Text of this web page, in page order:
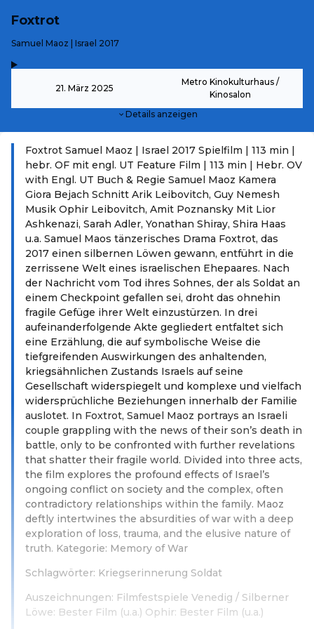
Foxtrot
-
Samuel Maoz | Israel 2017
21. März 2025
Metro Kinokulturhaus /
Kinosalon
Details anzeigen
Foxtrot Samuel Maoz | Israel 2017 Spielfilm | 113 min |
hebr. OF mit engl. UT Feature Film | 113 min | Hebr. OV
with Engl. UT Buch & Regie Samuel Maoz Kamera
Giora Bejach Schnitt Arik Leibovitch, Guy Nemesh
Musik Ophir Leibovitch, Amit Poznansky Mit Lior
Ashkenazi, Sarah Adler, Yonathan Shiray, Shira Haas
u.a. Samuel Maos tänzerisches Drama Foxtrot, das
2017 einen silbernen Löwen gewann, entführt in die
zerrissene Welt eines israelischen Ehepaares. Nach
der Nachricht vom Tod ihres Sohnes, der als Soldat an
einem Checkpoint gefallen sei, droht das ohnehin
fragile Gefüge ihrer Welt einzustürzen. In drei
aufeinanderfolgende Akte gegliedert entfaltet sich
eine Erzählung, die auf symbolische Weise die
tiefgreifenden Auswirkungen des anhaltenden,
kriegsähnlichen Zustands Israels auf seine
Gesellschaft widerspiegelt und komplexe und vielfach
widersprüchliche Beziehungen innerhalb der Familie
auslotet. In Foxtrot, Samuel Maoz portrays an Israeli
couple grappling with the news of their son’s death in
battle, only to be confronted with further revelations
that shatter their fragile world. Divided into three acts,
the film explores the profound effects of Israel’s
ongoing conflict on society and the complex, often
contradictory relationships within the family. Maoz
deftly intertwines the absurdities of war with a deep
exploration of loss, trauma, and the elusive nature of
truth. Kategorie: Memory of War
Schlagwörter: Kriegserinnerung Soldat
Auszeichnungen: Filmfestspiele Venedig / Silberner
Löwe: Bester Film (u.a.) Ophir: Bester Film (u.a.)